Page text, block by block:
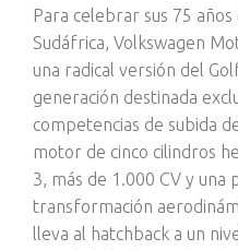
Para celebrar sus 75
Sudáfrica, Volkswagen
una radical versión del
generación destinada
competencias de subida
motor de cinco cilindros
3, más de 1.000 CV y una
transformación
lleva al hatchback a un